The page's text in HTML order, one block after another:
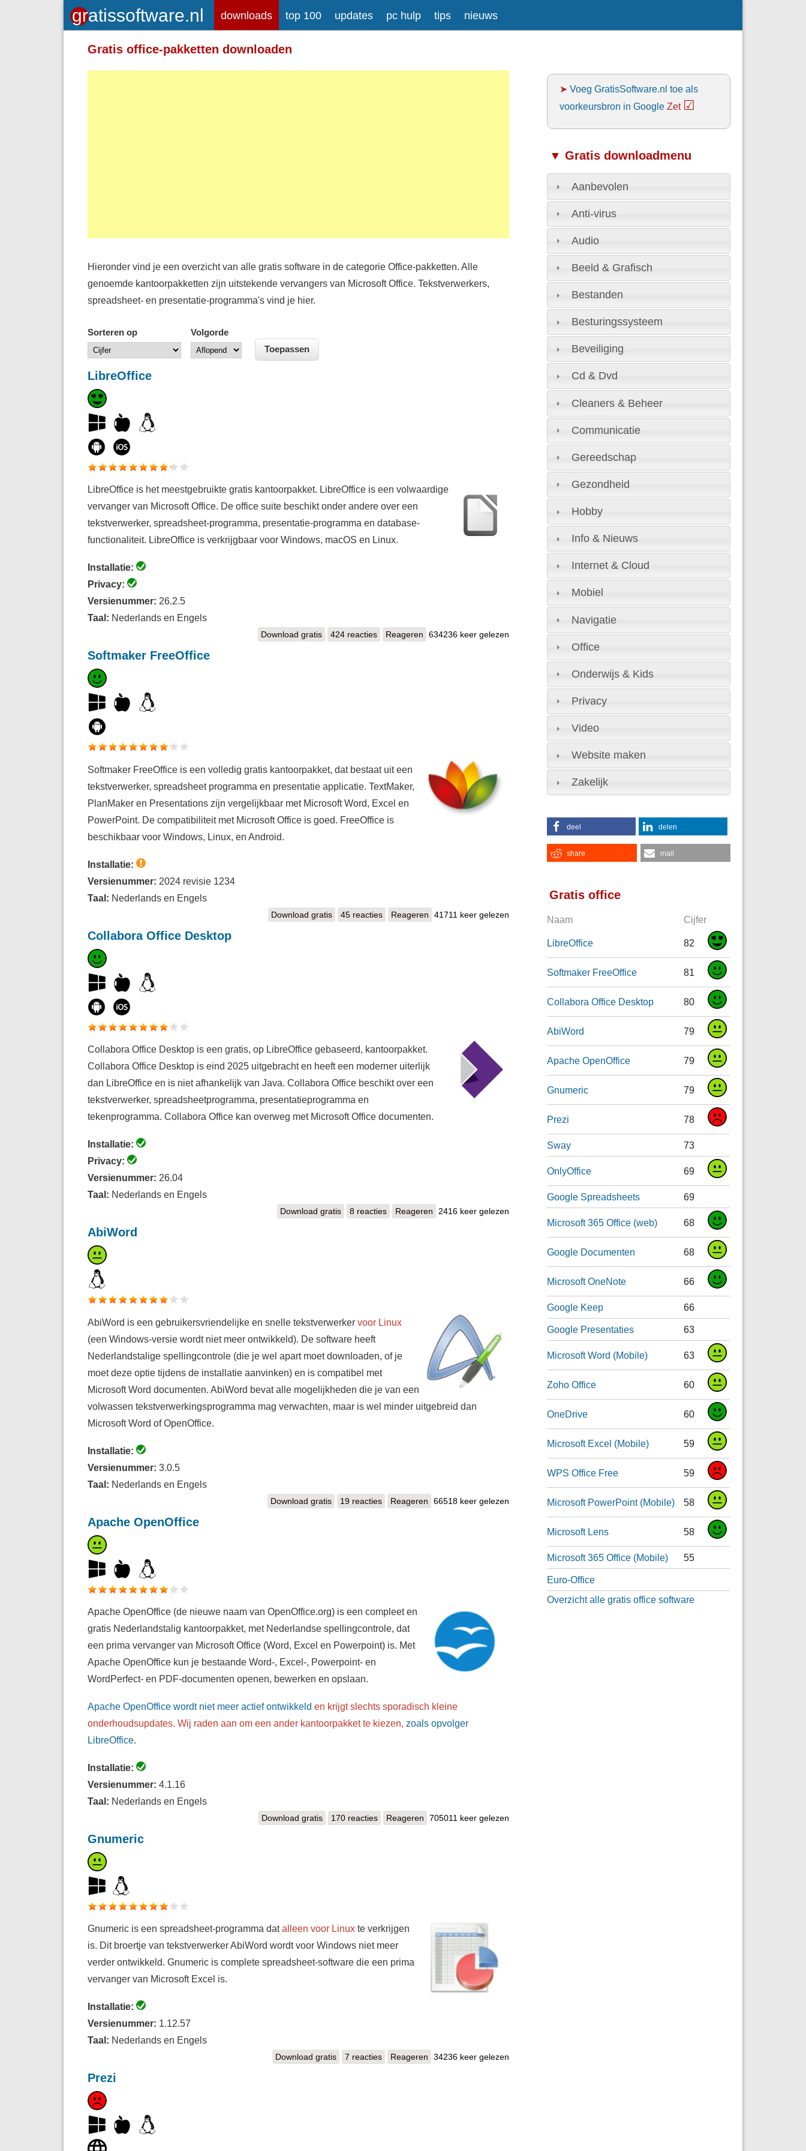
downloads top 100 updates pc hulp tips nieuws
Gratis office-pakketten downloaden
Hieronder vind je een overzicht van alle gratis software in de categorie Office-pakketten. Alle
genoemde kantoorpakketten zijn uitstekende vervangers van Microsoft Office. Tekstverwerkers,
spreadsheet- en presentatie-programma's vind je hier.
Sorteren op Volgorde
LibreOffice
LibreOffice is het meestgebruikte gratis kantoorpakket. LibreOffice is een volwaardige
vervanger van Microsoft Office. De office suite beschikt onder andere over een
tekstverwerker, spreadsheet-programma, presentatie-programma en database-
functionaliteit. LibreOffice is verkrijgbaar voor Windows, macOS en Linux.
Installatie:
Privacy:
Versienummer: 26.2.5
Taal: Nederlands en Engels
Download gratisLibreOffice
424 reacties Reageren 634236 keer gelezen
Softmaker FreeOffice
Softmaker FreeOffice is een volledig gratis kantoorpakket, dat bestaat uit een
tekstverwerker, spreadsheet programma en presentatie applicatie. TextMaker,
PlanMaker en Presentations zijn vergelijkbaar met Microsoft Word, Excel en
PowerPoint. De compatibiliteit met Microsoft Office is goed. FreeOffice is
beschikbaar voor Windows, Linux, en Android.
Installatie:
Versienummer: 2024 revisie 1234
Taal: Nederlands en Engels
Download gratisSoftmaker FreeOffice
45 reacties Reageren 41711 keer gelezen
Collabora Office Desktop
Collabora Office Desktop is een gratis, op LibreOffice gebaseerd, kantoorpakket.
Collabora Office Desktop is eind 2025 uitgebracht en heeft een moderner uiterlijk
dan LibreOffice en is niet afhankelijk van Java. Collabora Office beschikt over een
tekstverwerker, spreadsheetprogramma, presentatieprogramma en
tekenprogramma. Collabora Office kan overweg met Microsoft Office documenten.
Installatie:
Privacy:
Versienummer: 26.04
Taal: Nederlands en Engels
Download gratisCollabora Office Desktop
8 reacties Reageren 2416 keer gelezen
AbiWord
AbiWord is een gebruikersvriendelijke en snelle tekstverwerker voor Linux
(een Windows-versie wordt niet meer ontwikkeld). De software heeft
Nederlandstalige spellingcontrole (die je wel apart moet downloaden, of je
moet deze optie tijdens de installatie aanvinken) en is compatibel met
Microsoft Word documenten. AbiWord bevat alle mogelijkheden die je van een
volwassen tekstverwerkingsprogramma mag verwachten, maar is wel minder uitgebreid dan
Microsoft Word of OpenOffice.
Installatie:
Versienummer: 3.0.5
Taal: Nederlands en Engels
Download gratisAbiWord
19 reacties Reageren 66518 keer gelezen
Apache OpenOffice
Apache OpenOffice (de nieuwe naam van OpenOffice.org) is een compleet en
gratis Nederlandstalig kantoorpakket, met Nederlandse spellingcontrole, dat
een prima vervanger van Microsoft Office (Word, Excel en Powerpoint) is. Met
Apache OpenOffice kun je bestaande Word-, Excel-, Powerpoint- en
WordPerfect- en PDF-documenten openen, bewerken en opslaan.
Apache OpenOffice wordt niet meer actief ontwikkeld en krijgt slechts sporadisch kleine
onderhoudsupdates. Wij raden aan om een ander kantoorpakket te kiezen, zoals opvolger
LibreOffice.
Installatie:
Versienummer: 4.1.16
Taal: Nederlands en Engels
Download gratisApache OpenOffice
170 reacties Reageren 705011 keer gelezen
Gnumeric
Gnumeric is een spreadsheet-programma datalleen voor Linuxte verkrijgen
is. Dit broertje van tekstverwerker AbiWord wordt voor Windows niet meer
verder ontwikkeld. Gnumeric is complete spreadsheet-software die een prima
vervanger van Microsoft Excel is.
Installatie:
Versienummer: 1.12.57
Taal: Nederlands en Engels
Download gratisGnumeric
7 reacties Reageren 34236 keer gelezen
Prezi
➤Voeg GratisSoftware.nl toe als
voorkeursbron in Google Zet ☑
▼ Gratis downloadmenu
Aanbevolen
Anti-virus
Audio
Beeld & Grafisch
Bestanden
Besturingssysteem
Beveiliging
Cd & Dvd
Cleaners & Beheer
Communicatie
Gereedschap
Gezondheid
Hobby
Info & Nieuws
Internet & Cloud
Mobiel
Navigatie
Office
Onderwijs & Kids
Privacy
Video
Website maken
Zakelijk
deel delen
share mail
Gratis office
Naam Cijfer
LibreOffice 82
Softmaker FreeOffice 81
Collabora Office Desktop 80
AbiWord 79
Apache OpenOffice 79
Gnumeric 79
Prezi 78
Sway 73
OnlyOffice 69
Google Spreadsheets 69
Microsoft 365 Office (web) 68
Google Documenten 68
Microsoft OneNote 66
Google Keep 66
Google Presentaties 63
Microsoft Word (Mobile) 63
Zoho Office 60
OneDrive 60
Microsoft Excel (Mobile) 59
WPS Office Free 59
Microsoft PowerPoint (Mobile) 58
Microsoft Lens 58
Microsoft 365 Office (Mobile) 55
Euro-Office
Overzicht alle gratis office software